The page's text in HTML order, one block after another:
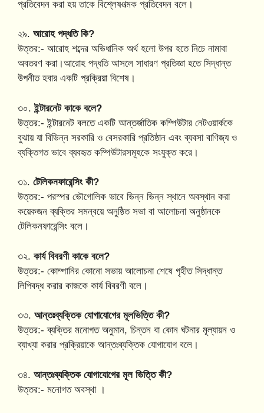
প্রতিবেদন করা হয় তাকে বিশ্লেষণত্মক প্রতিবেদন বলে।
২৯. আরোহ পদ্ধতি কি?
উত্তর:- আরোহ শব্দের অভিধানিক অর্থ হলো উপর হতে নিচে নামাবা
অবতরণ করা।আরোহ পদ্ধতি আসলে সাধারণ প্রতিজ্ঞা হতে সিদ্ধান্ত
উপনীত হবার একটি প্রক্রিয়া বিশেষ।
৩০.ইন্টারনেট কাকে বলে?
উত্তর:- ইন্টারনেট বলতে একটি আন্তর্জাতিক কম্পিউটার নেটওয়ার্ককে
বুঝায় যা বিভিন্ন সরকারি ও বেসরকারি প্রতিষ্ঠান এবং ব্যবসা বাণিজ্য ও
ব্যক্তিগত ভাবে ব্যবহৃত কম্পিউটারসমূহকে সংযুক্ত করে।
৩১. টেলিকনফারেন্সিং কী?
উত্তর:- পরস্পর ভৌগোলিক ভাবে ভিন্ন ভিন্ন স্থানে অবস্থান করা
কয়েকজন ব্যক্তির সমন্বয়ে অনুষ্ঠিত সভা বা আলোচনা অনুষ্ঠানকে
টেলিকনফারেন্সিং বলে।
৩২. কার্য বিবরণী কাকে বলে?
উত্তর:- কোম্পানির কোনো সভায় আলোচনা শেষে গৃহীত সিদ্ধান্ত
লিপিবদ্ধ করার কাজকে কার্য বিবরণী বলে।
৩৩. আন্তঃব্যক্তিক যোগাযোগের মূলভিত্তি কী?
উত্তর:- ব্যক্তির মনোগত অনুমান, চিন্তন বা কোন ঘটনার মূল্যায়ন ও
ব্যাখ্যা করার প্রক্রিয়াকে আন্তঃব্যক্তিক যোগাযোগ বলে।
৩৪. আন্তঃব্যক্তিক যোগাযোগের মূল ভিত্তি কী?
উত্তর:- মনোগত অবস্থা ।